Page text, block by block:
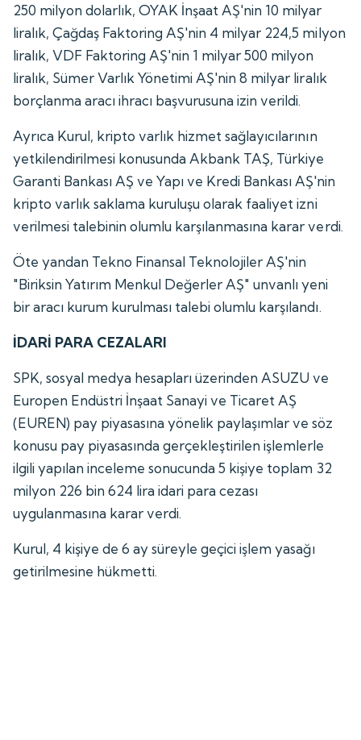
250 milyon dolarlık, OYAK İnşaat AŞ'nin 10 milyar
liralık, Çağdaş Faktoring AŞ'nin 4 milyar 224,5 milyon
liralık, VDF Faktoring AŞ'nin 1 milyar 500 milyon
liralık, Sümer Varlık Yönetimi AŞ'nin 8 milyar liralık
borçlanma aracı ihracı başvurusuna izin verildi.
Ayrıca Kurul, kripto varlık hizmet sağlayıcılarının
yetkilendirilmesi konusunda Akbank TAŞ, Türkiye
Garanti Bankası AŞ ve Yapı ve Kredi Bankası AŞ'nin
kripto varlık saklama kuruluşu olarak faaliyet izni
verilmesi talebinin olumlu karşılanmasına karar verdi.
Öte yandan Tekno Finansal Teknolojiler AŞ'nin
"Biriksin Yatırım Menkul Değerler AŞ" unvanlı yeni
bir aracı kurum kurulması talebi olumlu karşılandı.
İDARİ PARA CEZALARI
SPK, sosyal medya hesapları üzerinden ASUZU ve
Europen Endüstri İnşaat Sanayi ve Ticaret AŞ
(EUREN) pay piyasasına yönelik paylaşımlar ve söz
konusu pay piyasasında gerçekleştirilen işlemlerle
ilgili yapılan inceleme sonucunda 5 kişiye toplam 32
milyon 226 bin 624 lira idari para cezası
uygulanmasına karar verdi.
Kurul, 4 kişiye de 6 ay süreyle geçici işlem yasağı
getirilmesine hükmetti.